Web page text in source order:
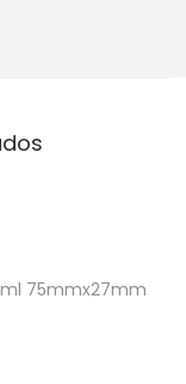
75mmx27mm